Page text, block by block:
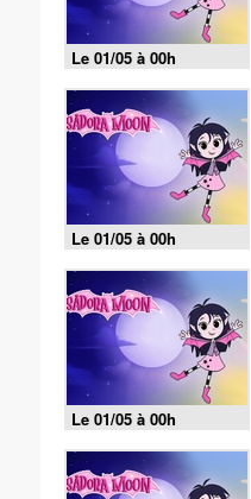
Le 01/05 à 00h
Le 01/05 à 00h
Le 01/05 à 00h